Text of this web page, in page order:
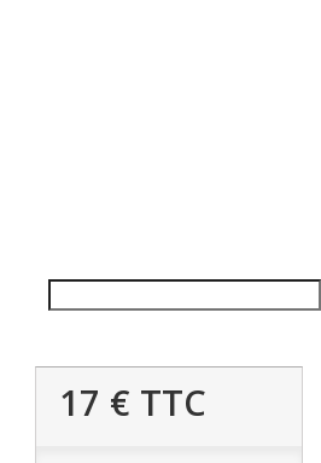
17 € TTC